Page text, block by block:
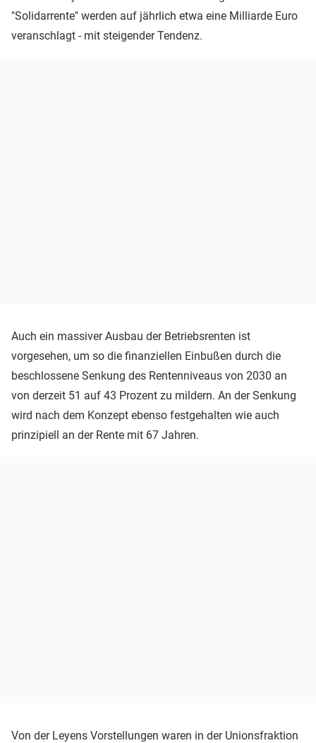
"Solidarrente" werden auf jährlich etwa eine Milliarde Euro
veranschlagt - mit steigender Tendenz.
Auch ein massiver Ausbau der Betriebsrenten ist
vorgesehen, um so die finanziellen Einbußen durch die
beschlossene Senkung des Rentenniveaus von 2030 an
von derzeit 51 auf 43 Prozent zu mildern. An der Senkung
wird nach dem Konzept ebenso festgehalten wie auch
prinzipiell an der Rente mit 67 Jahren.
Von der Leyens Vorstellungen waren in der Unionsfraktion